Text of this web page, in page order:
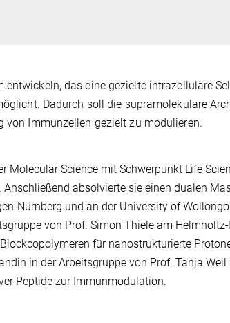
das eine gezielte intrazelluläre
Dadurch soll die supramolekulare
von Immunzellen gezielt zu modulieren.
Molecular Science mit Schwerpunkt Life
absolvierte sie einen dualen
Nürnberg und an der University of
von Prof. Simon Thiele am
für nanostrukturierte
in der Arbeitsgruppe von Prof. Tanja
Peptide zur Immunmodulation.